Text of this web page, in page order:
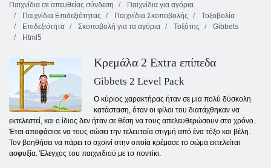
Παιχνίδια σε απευθείας σύνδεση
Παιχνίδια για αγόρια
Παιχνίδια Επιδεξιότητας
Παιχνίδια Σκοποβολής
Τοξοβολία
Επιδεξιότητα
Σκοποβολή για τα αγόρια Τοξότης
Gibbets
Html5
Κρεμάλα 2 Extra επίπεδα
Gibbets 2 Level Pack
Ο κύριος χαρακτήρας ήταν σε μια πολύ δύσκολη
κατάσταση, όταν οι φίλοι του διατάχθηκαν να
εκτελεστεί, και ο ίδιος δεν ήταν σε θέση να τους απελευθερώσουν στο χρόνο.
Έτσι αποφάσισε να τους σώσει την τελευταία στιγμή από ένα τόξο και βέλη.
Τον βοηθήσει να πάρει το σχοινί στην οποία κρέμασε το σώμα εκτελείται
ασφυξία. Έλεγχος του παιχνιδιού με το ποντίκι.